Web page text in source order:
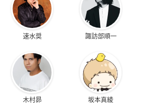
速水奨 諏訪部順一
木村昴 坂本真綾